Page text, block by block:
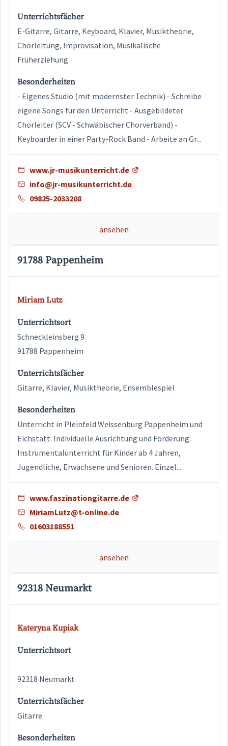
Unterrichtsfächer
E-Gitarre, Gitarre, Keyboard, Klavier, Musiktheorie,
Chorleitung, Improvisation, Musikalische
Früherziehung
Besonderheiten
- Eigenes Studio (mit modernster Technik) - Schreibe
eigene Songs für den Unterricht - Ausgebildeter
Chorleiter (SCV - Schwäbischer Chorverband) -
Keyboarder in einer Party-Rock Band - Arbeite an Gr...
www.jr-musikunterricht.de
info@jr-musikunterricht.de
09825-2033208
ansehen
91788 Pappenheim
Miriam Lutz
Unterrichtsort
Schneckleinsberg 9
91788 Pappenheim
Unterrichtsfächer
Gitarre, Klavier, Musiktheorie, Ensemblespiel
Besonderheiten
Unterricht in Pleinfeld Weissenburg Pappenheim und
Eichstätt. Individuelle Ausrichtung und Förderung.
Instrumentalunterricht für Kinder ab 4 Jahren,
Jugendliche, Erwachsene und Senioren. Einzel...
www.faszinationgitarre.de
MiriamLutz@t-online.de
01603188551
ansehen
92318 Neumarkt
Kateryna Kupiak
Unterrichtsort
92318 Neumarkt
Unterrichtsfächer
Gitarre
Besonderheiten